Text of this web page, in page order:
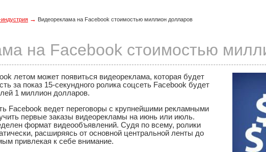
→ Видеореклама на Facebook стоимостью миллион долларов
на Facebook стоимостью
летом может появиться видеореклама, которая будет
за показ 15-секундного ролика соцсеть Facebook будет
1 миллион долларов.
Facebook ведет переговоры с крупнейшими рекламными
первые заказы видеорекламы на июнь или июль.
формат видеообъявлений. Судя по всему, ролики
расширяясь от основной центральной ленты до
привлекая к себе внимание.